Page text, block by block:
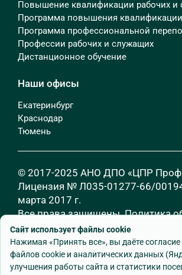
Повышение квалификации рабочих и
Программа повышения квалификации
Программа профессиональной
Профессии рабочих и служащих
Дистанционное обучение
Наши офисы
Екатеринбург
Краснодар
Тюмень
© 2017-2025 АНО ДПО «ЦПР
Лицензия № Л035-01277-66/
марта 2017 г.
Все права защищены.Политика
персональных данных
Сайт использует файлы cookie
Нажимая «Принять все», вы даёте
файлов cookie и аналитических данных
улучшения работы сайта и статистики